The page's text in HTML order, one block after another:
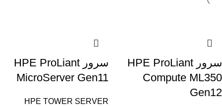
سرور HPE ProLiant
Compute ML350
Gen12
سرور HPE ProLiant
MicroServer Gen11
HPE TOWER SERVER